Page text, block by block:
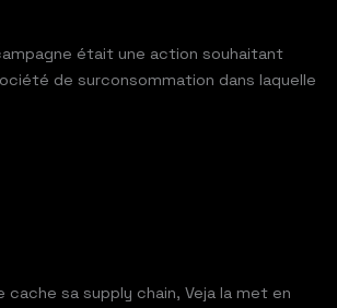
était une action souhaitant
de surconsommation dans laquelle
cache sa supply chain, Veja la met en